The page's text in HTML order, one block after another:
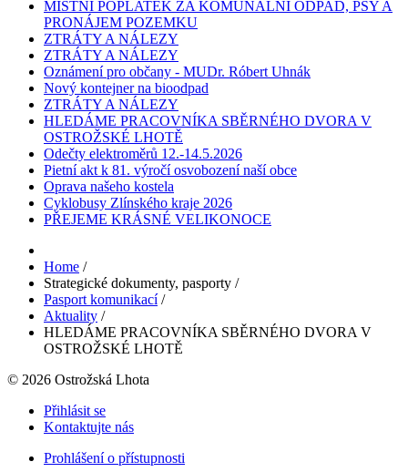
MÍSTNÍ POPLATEK ZA KOMUNÁLNÍ ODPAD, PSY A
PRONÁJEM POZEMKU
ZTRÁTY A NÁLEZY
ZTRÁTY A NÁLEZY
Oznámení pro občany - MUDr. Róbert Uhnák
Nový kontejner na bioodpad
ZTRÁTY A NÁLEZY
HLEDÁME PRACOVNÍKA SBĚRNÉHO DVORA V
OSTROŽSKÉ LHOTĚ
Odečty elektroměrů 12.-14.5.2026
Pietní akt k 81. výročí osvobození naší obce
Oprava našeho kostela
Cyklobusy Zlínského kraje 2026
PŘEJEME KRÁSNÉ VELIKONOCE
Home /
Strategické dokumenty, pasporty /
Pasport komunikací /
Aktuality /
HLEDÁME PRACOVNÍKA SBĚRNÉHO DVORA V
OSTROŽSKÉ LHOTĚ
© 2026 Ostrožská Lhota
Přihlásit se
Kontaktujte nás
Prohlášení o přístupnosti